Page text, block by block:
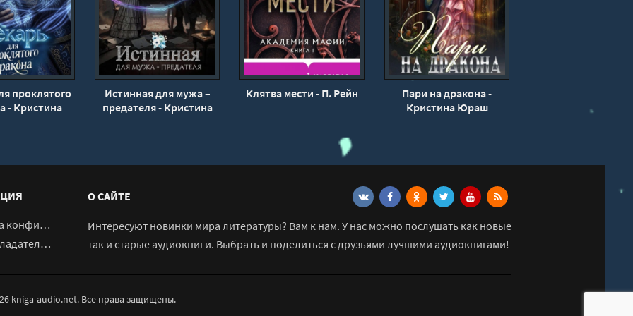
проклятого
- Кристина
Истинная для мужа –
предателя - Кристина
Клятва мести - П. Рейн
Пари на дракона -
Кристина Юраш
О САЙТЕ
Интересуют новинки мира литературы? Вам к нам. У нас можно послушать как новые
так и старые аудиокниги. Выбрать и поделиться с друзьями лучшими аудиокнигами!
kniga-audio.net. Все права защищены.